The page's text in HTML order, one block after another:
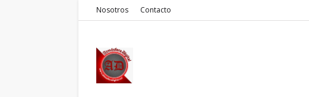
Nosotros Contacto